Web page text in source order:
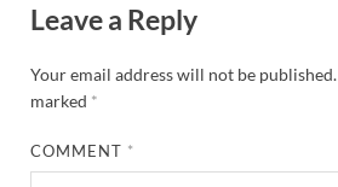
Leave a Reply
Your email address will not be published.
marked *
COMMENT *